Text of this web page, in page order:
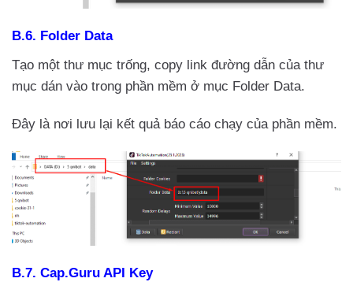
B.6. Folder Data
Tạo một thư mục trống, copy link đường dẫn của thư
mục dán vào trong phần mềm ở mục Folder Data.
Đây là nơi lưu lại kết quả báo cáo chạy của phần mềm.
B.7. Cap.Guru API Key